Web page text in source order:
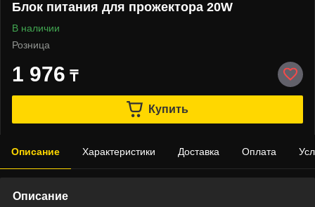
Блок питания для прожектора 20W
В наличии
Розница
1 976 ₸
Купить
Описание Характеристики Доставка Оплата
Описание